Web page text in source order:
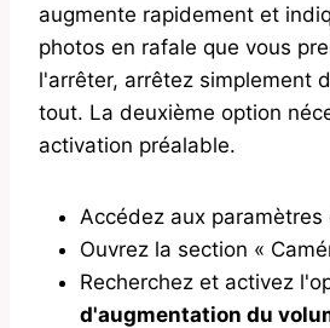
augmente rapidement et
photos en rafale que vous
l'arrêter, arrêtez simplement
tout. La deuxième option
activation préalable.
Accédez aux paramètres
Ouvrez la section «
Recherchez et activez
d'augmentation du